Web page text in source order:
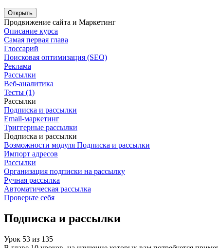
Открыть
Продвижение сайта и Маркетинг
Описание курса
Самая первая глава
Глоссарий
Поисковая оптимизация (SEO)
Реклама
Рассылки
Веб-аналитика
Тесты (1)
Рассылки
Подписка и рассылки
Email-маркетинг
Триггерные рассылки
Подписка и рассылки
Возможности модуля Подписка и рассылки
Импорт адресов
Рассылки
Организация подписки на рассылку
Ручная рассылка
Автоматическая рассылка
Проверьте себя
Подписка и рассылки
Урок 53 из 135